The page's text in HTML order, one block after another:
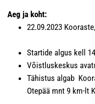
Aeg ja koht:
22.09.2023
Startide algus kell
Võistluskeskus
Tähistus algab
Otepää mnt 9 km-lt